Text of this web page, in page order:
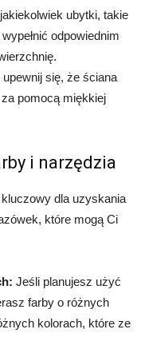
ubytki, takie
odpowiednim
się, że ściana
pomocą miękkiej
i narzędzia
dla uzyskania
które mogą Ci
Jeśli planujesz użyć
farby o różnych
kolorach, które ze